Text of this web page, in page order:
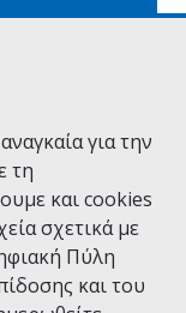
για την
τη
και cookies
σχετικά με
Πύλη
και του